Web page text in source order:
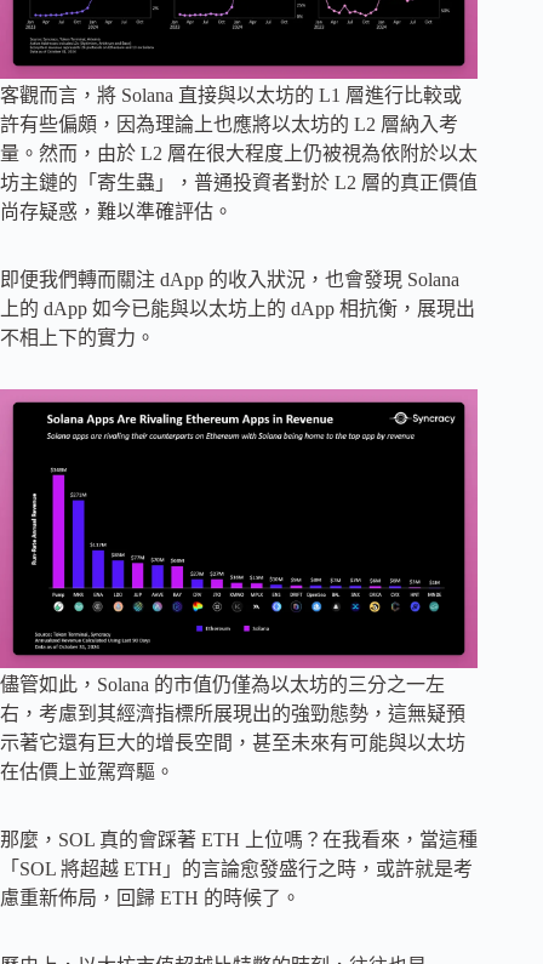
客觀而言，將 Solana 直接與以太坊的 L1 層進行比較或
許有些偏頗，因為理論上也應將以太坊的 L2 層納入考
量。然而，由於 L2 層在很大程度上仍被視為依附於以太
坊主鏈的「寄生蟲」，普通投資者對於 L2 層的真正價值
尚存疑惑，難以準確評估。
即便我們轉而關注 dApp 的收入狀況，也會發現 Solana
上的 dApp 如今已能與以太坊上的 dApp 相抗衡，展現出
不相上下的實力。
儘管如此，Solana 的市值仍僅為以太坊的三分之一左
右，考慮到其經濟指標所展現出的強勁態勢，這無疑預
示著它還有巨大的增長空間，甚至未來有可能與以太坊
在估價上並駕齊驅。
那麼，SOL 真的會踩著 ETH 上位嗎？在我看來，當這種
「SOL 將超越 ETH」的言論愈發盛行之時，或許就是考
慮重新佈局，回歸 ETH 的時候了。